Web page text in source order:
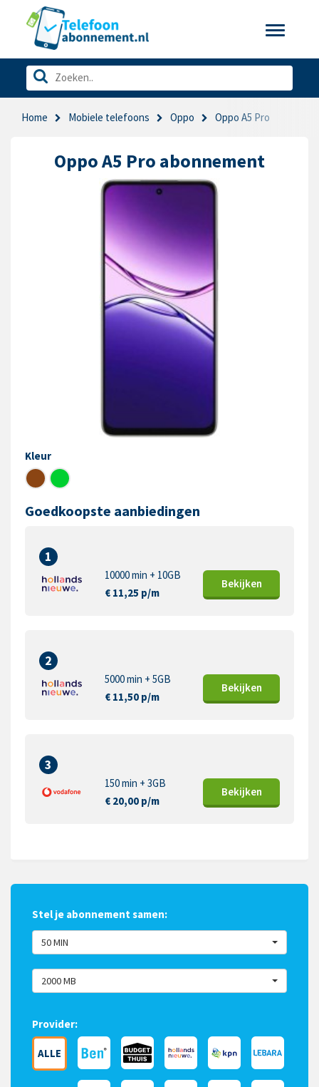
Toggle
Home Mobiele telefoons Oppo Oppo A5 Pro
Oppo A5 Pro abonnement
Kleur
Goedkoopste aanbiedingen
1
10000 min + 10GB
€ 11,25 p/m
Bekijken
2
5000 min + 5GB
€ 11,50 p/m
Bekijken
3
150 min + 3GB
€ 20,00 p/m
Bekijken
Stel je abonnement samen:
50 MIN
2000 MB
Provider:
ALLE